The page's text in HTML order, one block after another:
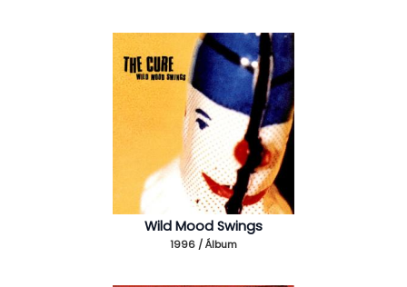
Wild Mood Swings
1996 / Álbum